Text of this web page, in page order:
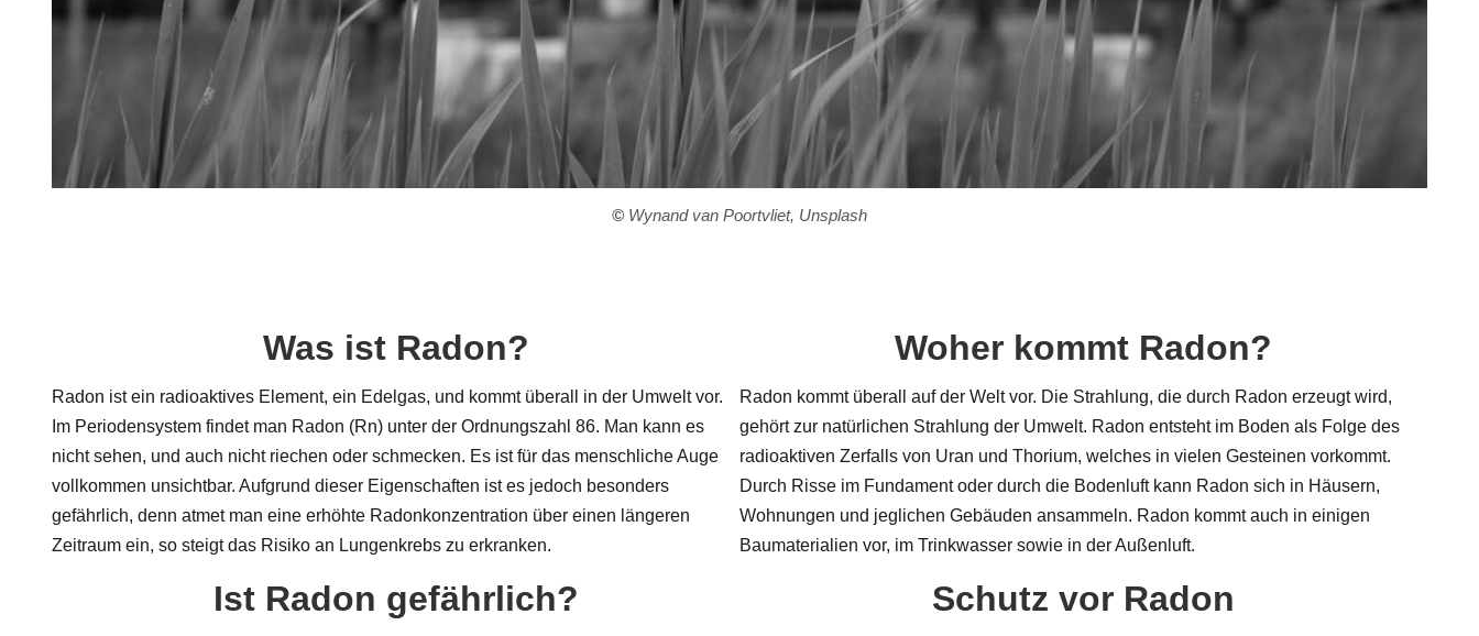
© Wynand van Poortvliet, Unsplash
Was ist Radon?
Radon ist ein radioaktives Element, ein Edelgas, und kommt überall in der Umwelt vor.
Im Periodensystem findet man Radon (Rn) unter der Ordnungszahl 86. Man kann es
nicht sehen, und auch nicht riechen oder schmecken. Es ist für das menschliche Auge
vollkommen unsichtbar. Aufgrund dieser Eigenschaften ist es jedoch besonders
gefährlich, denn atmet man eine erhöhte Radonkonzentration über einen längeren
Zeitraum ein, so steigt das Risiko an Lungenkrebs zu erkranken.
Woher kommt Radon?
Radon kommt überall auf der Welt vor. Die Strahlung, die durch Radon erzeugt wird,
gehört zur natürlichen Strahlung der Umwelt. Radon entsteht im Boden als Folge des
radioaktiven Zerfalls von Uran und Thorium, welches in vielen Gesteinen vorkommt.
Durch Risse im Fundament oder durch die Bodenluft kann Radon sich in Häusern,
Wohnungen und jeglichen Gebäuden ansammeln. Radon kommt auch in einigen
Baumaterialien vor, im Trinkwasser sowie in der Außenluft.
Ist Radon gefährlich? Schutz vor Radon